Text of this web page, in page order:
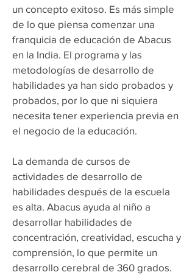
un concepto exitoso. Es más simple
de lo que piensa comenzar una
franquicia de educación de Abacus
en la India. El programa y las
metodologías de desarrollo de
habilidades ya han sido probados y
probados, por lo que ni siquiera
necesita tener experiencia previa en
el negocio de la educación.
La demanda de cursos de
actividades de desarrollo de
habilidades después de la escuela
es alta. Abacus ayuda al niño a
desarrollar habilidades de
concentración, creatividad, escucha y
comprensión, lo que permite un
desarrollo cerebral de 360 grados.